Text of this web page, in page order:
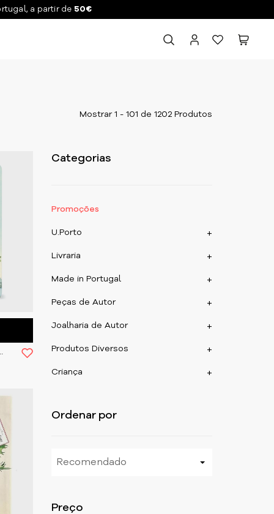
a partir de 50€
Mostrar 1 - 101 de 1202 Produtos
Birds
Categorias
Promoções
+
U.Porto
+
Livraria
+
Made in Portugal
+
Peças de Autor
+
Joalharia de Autor
+
Produtos Diversos
+
Criança
Ordenar por
Recomendado
Preço